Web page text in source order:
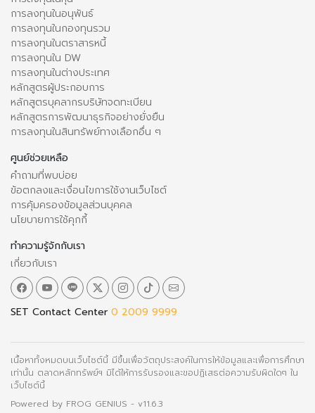
การลงทุนในอนุพันธ์
การลงทุนในกองทุนรวม
การลงทุนในตราสารหนี้
การลงทุนใน DW
การลงทุนในต่างประเทศ
หลักสูตรผู้ประกอบการ
หลักสูตรบุคลากรบริษัทจดทะเบียน
หลักสูตรการพัฒนาธุรกิจอย่างยั่งยืน
การลงทุนในสินทรัพย์ทางเลือกอื่น ๆ
ศูนย์ช่วยเหลือ
คำถามที่พบบ่อย
ข้อตกลงและเงื่อนไขการใช้งานเว็บไซต์
การคุ้มครองข้อมูลส่วนบุคคล
นโยบายการใช้คุกกี้
ทำความรู้จักกับเรา
เกี่ยวกับเรา
SET Contact Center 0 2009 9999
เนื้อหาทั้งหมดบนเว็บไซต์นี้ มีขึ้นเพื่อวัตถุประสงค์ในการให้ข้อมูลและเพื่อการศึกษา
เท่านั้น ตลาดหลักทรัพย์ฯ มิได้ให้การรับรองและขอปฏิเสธต่อความรับผิดใดๆ ใน
เว็บไซต์นี้
Powered by FROG GENIUS - v11.6.3